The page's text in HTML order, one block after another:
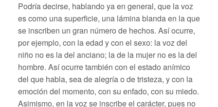
Podría decirse, hablando ya en general, que la voz
es como una superficie, una lámina blanda en la que
se inscriben un gran número de hechos. Así ocurre,
por ejemplo, con la edad y con el sexo: la voz del
niño no es la del anciano; la de la mujer no es la del
hombre. Así ocurre también con el estado anímico
del que habla, sea de alegría o de tristeza, y con la
emoción del momento, con su enfado, con su miedo.
Asimismo, en la voz se inscribe el carácter, pues no